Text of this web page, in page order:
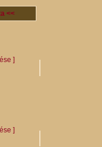
<<
]
]